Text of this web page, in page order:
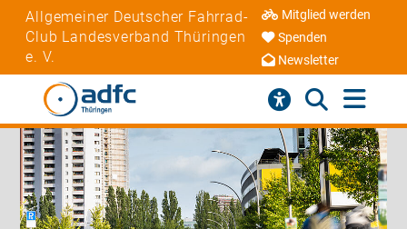
Allgemeiner Deutscher Fahrrad-
Club Landesverband Thüringen
e. V.
Mitglied werden
Spenden
Newsletter